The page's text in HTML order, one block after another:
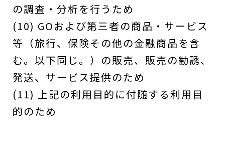
の調査・分析を行うため
(10) GOおよび第三者の商品・サービス
等（旅行、保険その他の金融商品を含
む。以下同じ。）の販売、販売の勧誘、
発送、サービス提供のため
(11) 上記の利用目的に付随する利用目
的のため